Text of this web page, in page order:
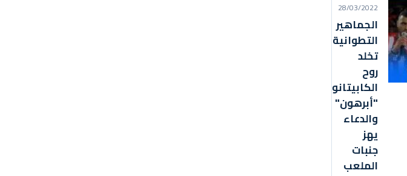
28/03/2022
الجماهير
التطوانية
تخلد
روح
الكابيتانو
"أبرهون"
والدعاء
يهز
جنبات
الملعب